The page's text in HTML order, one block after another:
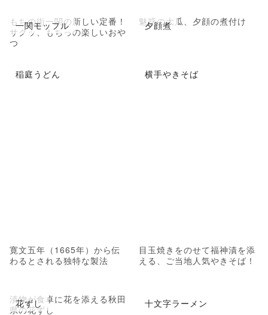
一関モッフル
もちの街一関の新しい定番！
サクッ、もちっの楽しいおや
つ
夕顔煮
魅惑の大瓜、夕顔の煮付け
稲庭うどん
寛文五年（1665年）から伝
わるとされる独特な製法
横手やきそば
目玉焼きをのせて福神漬を添
える、ご当地人気やきそば！
花ずし
漬物が食卓に花を添える秋田
県の花ずし
十文字ラーメン